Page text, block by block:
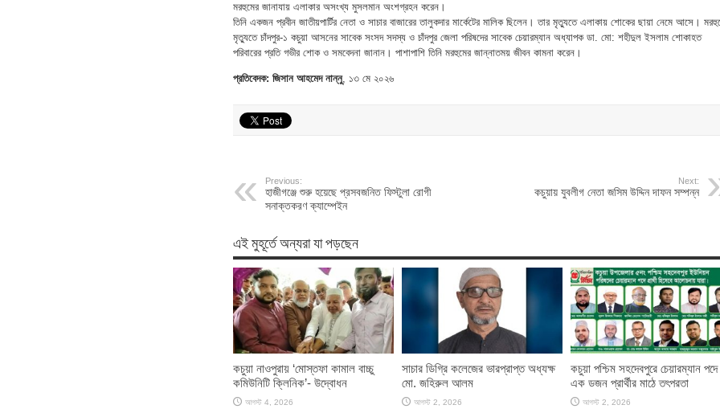
মরহুমের জানাযায় এলাকার অসংখ্য মুসলমান অংশগ্রহন করেন।
তিনি একজন প্রবীন জাতীয়পার্টির নেতা ও সাচার বাজারের তালুকদার মার্কেটের মালিক ছিলেন। তার মৃত্যুতে এলাকায় শোকের ছায়া নেমে আসে।
মৃত্যুতে চাঁদপুর-১ কচুয়া আসনের সাবেক সংসদ সদস্য ও চাঁদপুর জেলা পরিষদের সাবেক চেয়ারম্যান অধ্যাপক ডা. মো: শহীদুল ইসলাম শোকাহত
পরিবারের প্রতি গভীর শোক ও সমবেদনা জানান। পাশাপাশি তিনি মরহুমের জান্নাতময় জীবন কামনা করেন।
প্রতিবেদক: জিসান আহমেদ নান্নু, ১৩ মে ২০২৬
Previous:
হাজীগঞ্জে শুরু হয়েছে প্রসবজনিত ফিস্টুলা রোগী
সনাক্তকরণ ক্যাম্পেইন
Next:
কচুয়ায় যুবলীগ নেতা জসিম উদ্দিন দাফন সম্পন্ন
এই মুহূর্তে অন্যরা যা পড়ছেন
কচুয়া নাওপুরায় ‘মোস্তফা কামাল বাচ্চু
কমিউনিটি ক্লিনিক’- উদ্বোধন
আগস্ট 4, 2026
সাচার ডিগ্রি কলেজের ভারপ্রাপ্ত অধ্যক্ষ
মো. জহিরুল আলম
আগস্ট 2, 2026
কচুয়া পশ্চিম সহদেবপুরে চেয়ারম্যান পদে
এক ডজন প্রার্থীর মাঠে তৎপরতা
আগস্ট 2, 2026